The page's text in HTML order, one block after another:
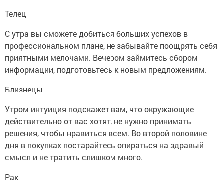
Телец
С утра вы сможете добиться больших успехов в
профессиональном плане, не забывайте поощрять себя
приятными мелочами. Вечером займитесь сбором
информации, подготовьтесь к новым предложениям.
Близнецы
Утром интуиция подскажет вам, что окружающие
действительно от вас хотят, не нужно принимать
решения, чтобы нравиться всем. Во второй половине
дня в покупках постарайтесь опираться на здравый
смысл и не тратить слишком много.
Рак